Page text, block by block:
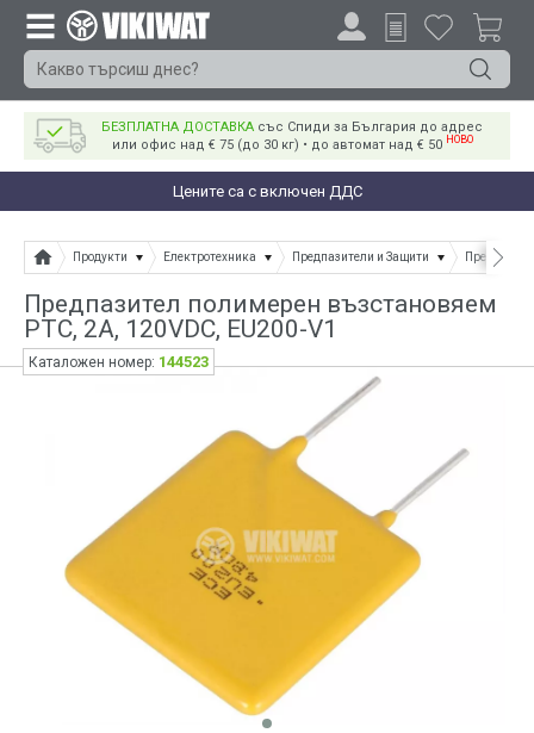
БЕЗПЛАТНА ДОСТАВКА със Спиди за България до адрес
или офис над € 75 (до 30 кг) • до автомат над € 50 НОВО
Цените са с включен ДДС
Продукти Електротехника Предпазители и Защити
Предпазител полимерен възстановяем
PTC, 2A, 120VDC, EU200-V1
Каталожен номер: 144523